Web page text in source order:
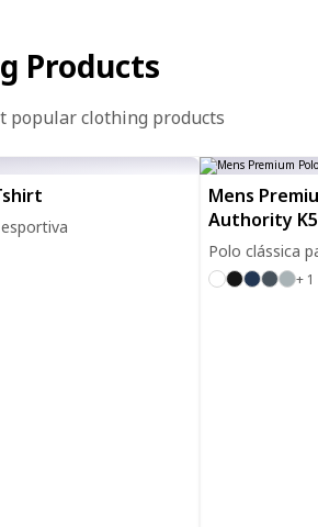
Products
popular clothing products
Mens
Authority
Polo clássica
+ 1